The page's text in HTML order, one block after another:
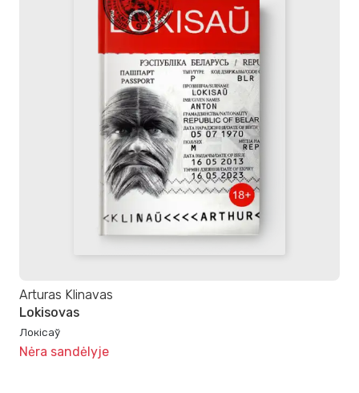
Arturas Klinavas
Lokisovas
Локісаў
Nėra sandėlyje